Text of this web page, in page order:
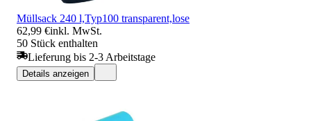
Müllsack 240 l,Typ100 transparent,lose
62,99 €inkl. MwSt.
50 Stück enthalten
Lieferung bis 2-3 Arbeitstage
Details anzeigen